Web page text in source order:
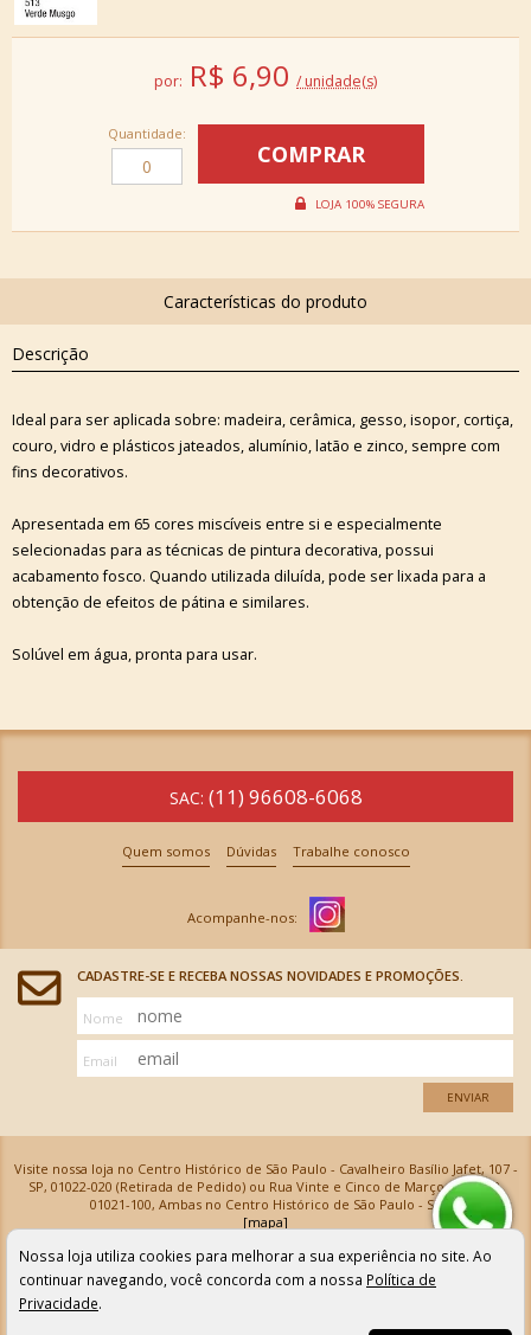
por: R$ 6,90 / unidade(s)
Quantidade:
Descrição
Ideal para ser aplicada sobre: madeira, cerâmica, gesso, isopor, cortiça,
couro, vidro e plásticos jateados, alumínio, latão e zinco, sempre com
fins decorativos.
Apresentada em 65 cores miscíveis entre si e especialmente
selecionadas para as técnicas de pintura decorativa, possui
acabamento fosco. Quando utilizada diluída, pode ser lixada para a
obtenção de efeitos de pátina e similares.
Solúvel em água, pronta para usar.
SAC: (11) 96608-6068
Quem somos Dúvidas Trabalhe conosco
CADASTRE-SE E RECEBA NOSSAS NOVIDADES E PROMOÇÕES.
Nome
Email
ENVIAR
Visite nossa loja no Centro Histórico de São Paulo - Cavalheiro Basílio Jafet, 107 -
SP, 01022-020 (Retirada de Pedido) ou Rua Vinte e Cinco de Março, 576 - SP,
01021-100, Ambas no Centro Histórico de São Paulo - SP
[mapa]
Armarinhos Santa Cecília Ltda | CNPJ: 61.069.639/0001-18
Os preços e as condições de pagamento apresentadas na loja virtual não valem para nossa loja física e
podem sofrer alterações sem aviso prévio. Vendas com cartão de crédito sujeitas a análise e
confirmação de dados.
Nossa loja utiliza cookies para melhorar a sua experiência no site. Ao
continuar navegando, você concorda com a nossa Política de
Privacidade.